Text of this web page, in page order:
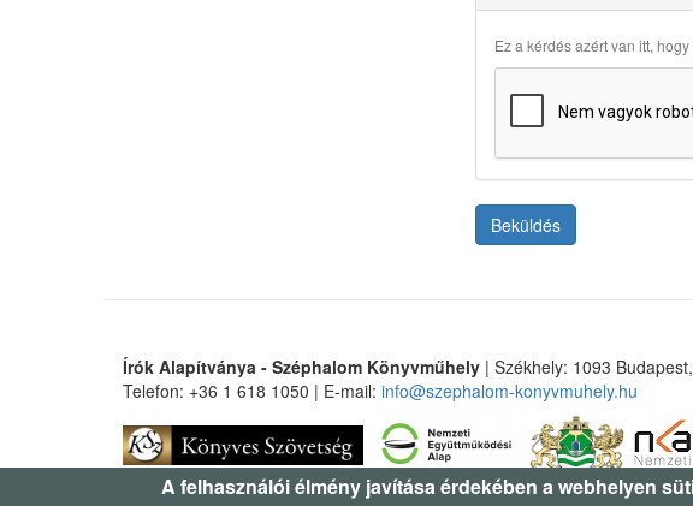
Ez a kérdés azért van itt,
Beküldés
Írók Alapítványa - Széphalom Könyvműhely | Székhely: 1093
Telefon: +36 1 618 1050 | E-mail: info@szephalom-konyvmuhely.hu
A felhasználói élmény javítása érdekében a webhelyen